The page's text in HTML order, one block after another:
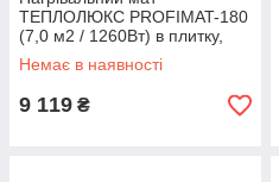
ТЕПЛОЛЮКС PROFIMAT-180
(7,0 м2 / 1260Вт) в плитку,
тепла підлога електричний
Теплолюкс профі
Немає в наявності
9 119 ₴